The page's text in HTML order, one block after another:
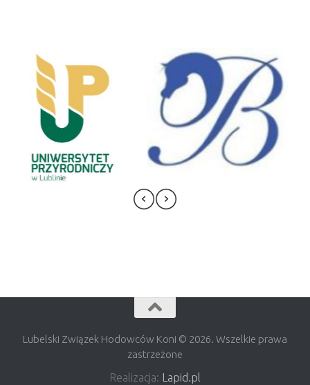
Lubelski Związek Hodowców Koni © 2026. Wszelkie prawa
zastrzeżone
Realizacja: Lapid.pl